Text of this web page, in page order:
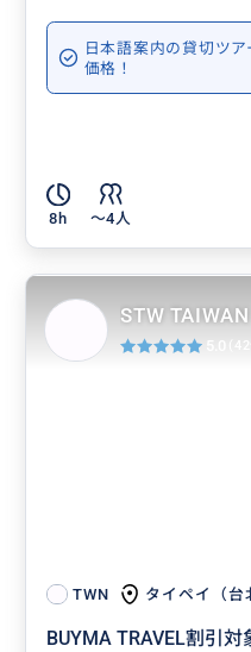
日本語案内の貸切ツ
価格！
8h 〜4人
TWN タイペイ（台
BUYMA TRAVEL割引
STW TAIWAN
5.0